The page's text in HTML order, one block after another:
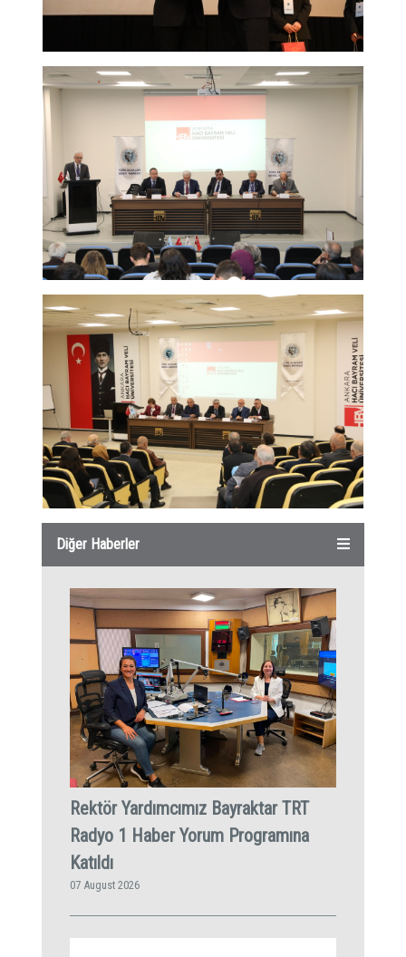
Diğer Haberler
Rektör Yardımcımız Bayraktar TRT
Radyo 1 Haber Yorum Programına
Katıldı
07 August 2026